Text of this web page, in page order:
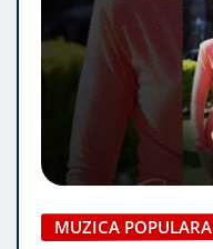
MUZICA POPULARA